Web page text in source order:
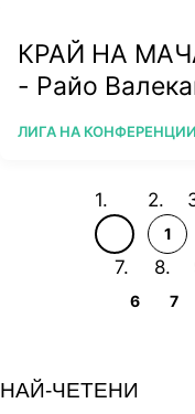
КРАЙ НА
- Райо
ПОВЕЧЕ ОТ
ЛИГА НА
1
6 7
НАЙ-ЧЕТЕНИ